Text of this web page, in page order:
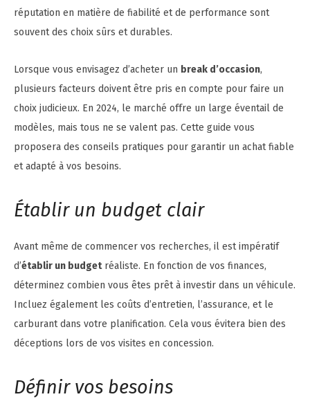
réputation en matière de fiabilité et de performance sont
souvent des choix sûrs et durables.
Lorsque vous envisagez d’acheter un break d’occasion,
plusieurs facteurs doivent être pris en compte pour faire un
choix judicieux. En 2024, le marché offre un large éventail de
modèles, mais tous ne se valent pas. Cette guide vous
proposera des conseils pratiques pour garantir un achat fiable
et adapté à vos besoins.
Établir un budget clair
Avant même de commencer vos recherches, il est impératif
d’établir un budgetréaliste. En fonction de vos finances,
déterminez combien vous êtes prêt à investir dans un véhicule.
Incluez également les coûts d’entretien, l’assurance, et le
carburant dans votre planification. Cela vous évitera bien des
déceptions lors de vos visites en concession.
Définir vos besoins